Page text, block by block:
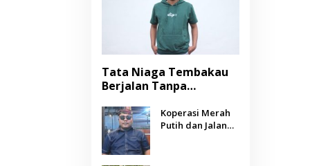
Tata Niaga Tembakau
Berjalan Tanpa
Negara Berpihak
kepada Petani?
Koperasi Merah
Putih dan Jalan